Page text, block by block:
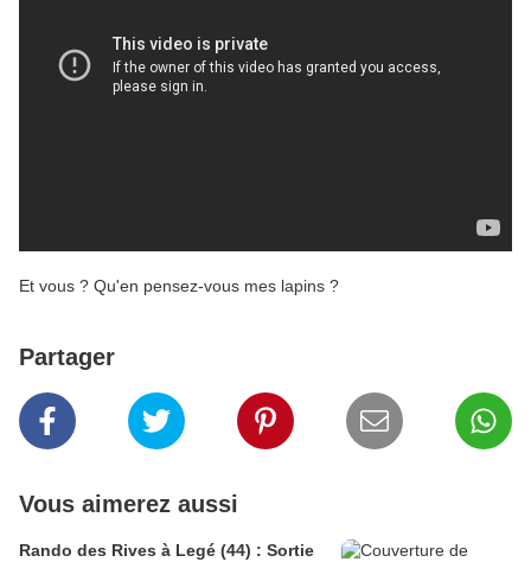
Et vous ? Qu'en pensez-vous mes lapins ?
Partager
Vous aimerez aussi
Rando des Rives à Legé (44) : Sortie